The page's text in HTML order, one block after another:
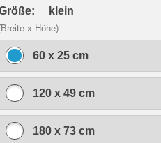
klein
x Höhe)
60 x 25 cm
120 x 49 cm
180 x 73 cm